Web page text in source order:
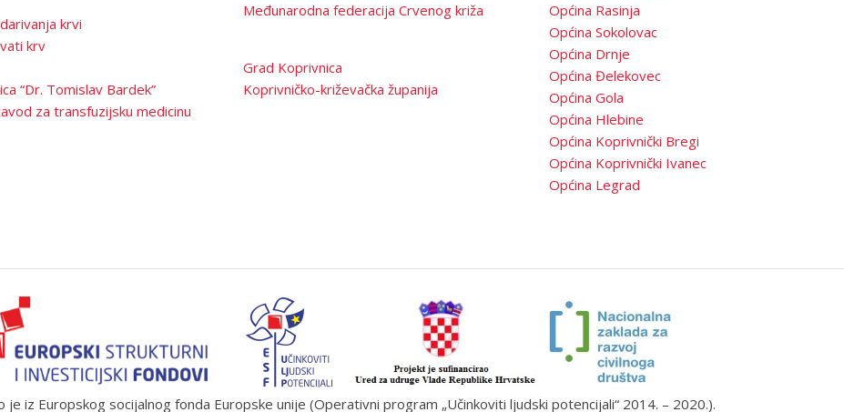
krvi
krv
“Dr. Tomislav Bardek”
za transfuzijsku medicinu
Međunarodna federacija Crvenog križa
Grad Koprivnica
Koprivničko-križevačka županija
Općina Rasinja
Općina Sokolovac
Općina Drnje
Općina Đelekovec
Općina Gola
Općina Hlebine
Općina Koprivnički Bregi
Općina Koprivnički Ivanec
Općina Legrad
iz Europskog socijalnog fonda Europske unije (Operativni program „Učinkoviti ljudski potencijali“ 2014. – 2020.).